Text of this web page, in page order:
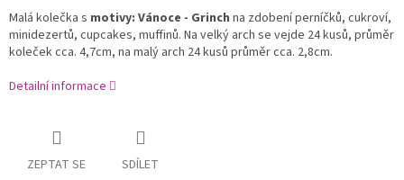
Malá kolečka s motivy: Vánoce - Grinch na zdobení perníčků, cukroví,
minidezertů, cupcakes, muffinů. Na velký arch se vejde 24 kusů, průměr
koleček cca. 4,7cm, na malý arch 24 kusů průměr cca. 2,8cm.
Detailní informace
ZEPTAT SE SDÍLET